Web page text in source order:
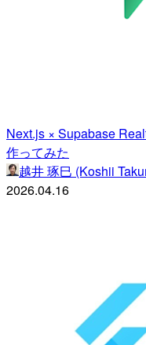
Next.js × Supabase
作ってみた
越井 琢巳 (Koshii
2026.04.16